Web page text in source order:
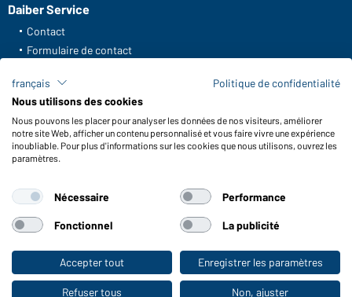
Vers la boutique pour particuliers
Daiber Service
Contact
Formulaire de contact
FAQ / Manuel d' utilisation
Vérifier le stock
Reporting system according to whistleblower protection act
Fonctions et entretien
Conseils d'entretien
Tailles
Couleurs
WORKWEAR COLLECTION
français
Politique de confidentialité
Nous utilisons des cookies
Nous pouvons les placer pour analyser les données de nos visiteurs, améliorer
notre site Web, afficher un contenu personnalisé et vous faire vivre une expérience
inoubliable. Pour plus d'informations sur les cookies que nous utilisons, ouvrez les
paramètres.
Nécessaire Performance
Fonctionnel La publicité
Accepter tout Enregistrer les paramètres
Refuser tous Non, ajuster